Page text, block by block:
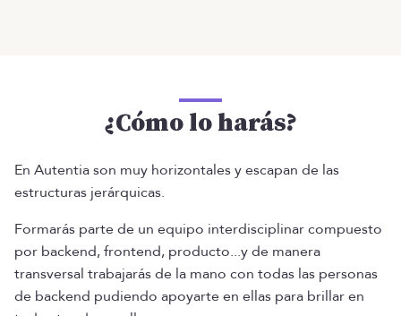
¿Cómo lo harás?
En Autentia son muy horizontales y escapan de las
estructuras jerárquicas.
Formarás parte de un equipo interdisciplinar compuesto
por backend, frontend, producto...y de manera
transversal trabajarás de la mano con todas las personas
de backend pudiendo apoyarte en ellas para brillar en